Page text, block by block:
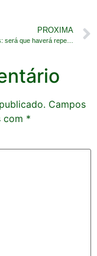
PROXIMA
Libertadores: será que haverá repeteco de 2021?
Campos
com *